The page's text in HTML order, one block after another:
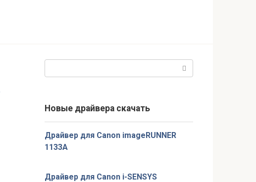
Новые драйвера скачать
Драйвер для Canon imageRUNNER
1133A
Драйвер для Canon i-SENSYS